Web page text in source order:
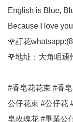
English is Blue,
Because I love
🌹訂花
🌹地址：大角咀通
#香皂花花束 #香
公仔花束 #公仔花
皂玫瑰花 #畢業公